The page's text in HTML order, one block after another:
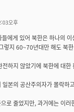
오후
에게 있어 북한은 하나의
렇지 60~70년대만 해도 북
하지 않았기에 북한에 대
본의 공산주의자가 몰락
로 줄었지만, 과거에는 이러